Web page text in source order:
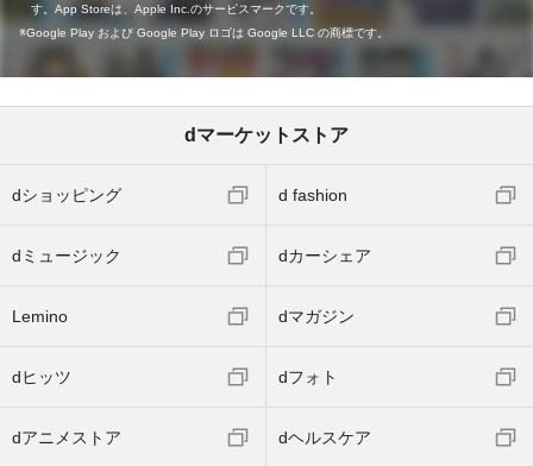
す。App Storeは、Apple Inc.のサービスマークです。
Google Play および Google Play ロゴは Google LLC の商標です。
dマーケットストア
dショッピング d fashion
dミュージック dカーシェア
Lemino dマガジン
dヒッツ dフォト
dアニメストア dヘルスケア